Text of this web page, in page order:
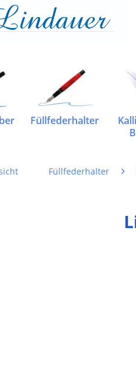
Füllfederhalter
Füllfederhalter